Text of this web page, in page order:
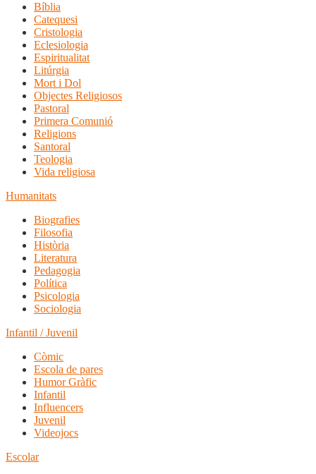
Bíblia
Catequesi
Cristologia
Eclesiologia
Espiritualitat
Litúrgia
Mort i Dol
Objectes Religiosos
Pastoral
Primera Comunió
Religions
Santoral
Teologia
Vida religiosa
Humanitats
Biografies
Filosofia
Història
Literatura
Pedagogia
Política
Psicologia
Sociologia
Infantil / Juvenil
Còmic
Escola de pares
Humor Gràfic
Infantil
Influencers
Juvenil
Videojocs
Escolar